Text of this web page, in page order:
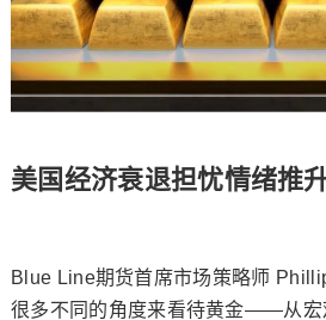
美国经济衰退担忧情绪推
Blue Line期货首席市场策略师
很多不同的角度来看待黄金——从宏